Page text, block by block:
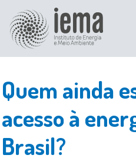
Quem ainda
acesso à
Brasil?